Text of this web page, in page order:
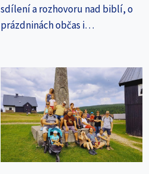
sdílení a rozhovoru nad biblí, o
prázdninách občas i…